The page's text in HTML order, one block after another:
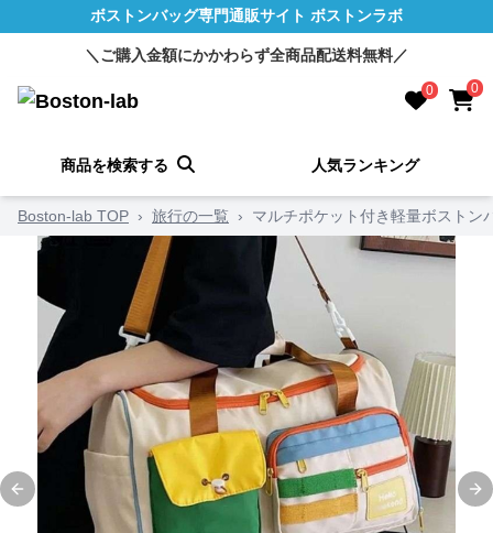
ボストンバッグ専門通販サイト ボストンラボ
＼ご購入金額にかかわらず全商品配送料無料／
0 0
商品を検索する 人気ランキング
Boston-lab TOP › 旅行の一覧 › マルチポケット付き軽量ボストン
Previous slide